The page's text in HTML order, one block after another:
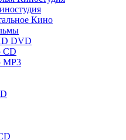
Кино
DVD
CD
MP3